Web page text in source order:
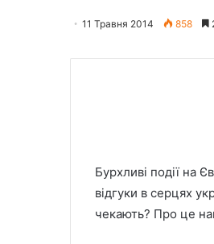
11 Травня 2014 858
Бурхливі події на
відгуки в серцях
чекають? Про це